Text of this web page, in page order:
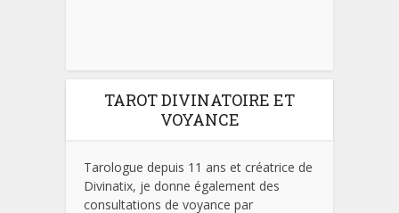
TAROT DIVINATOIRE ET
VOYANCE
Tarologue depuis 11 ans et créatrice de
Divinatix, je donne également des
consultations de voyance par